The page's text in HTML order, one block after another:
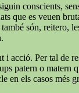
conscients,
que es veuen
són, reitero,
acció. Per tal
patern o
en els casos més